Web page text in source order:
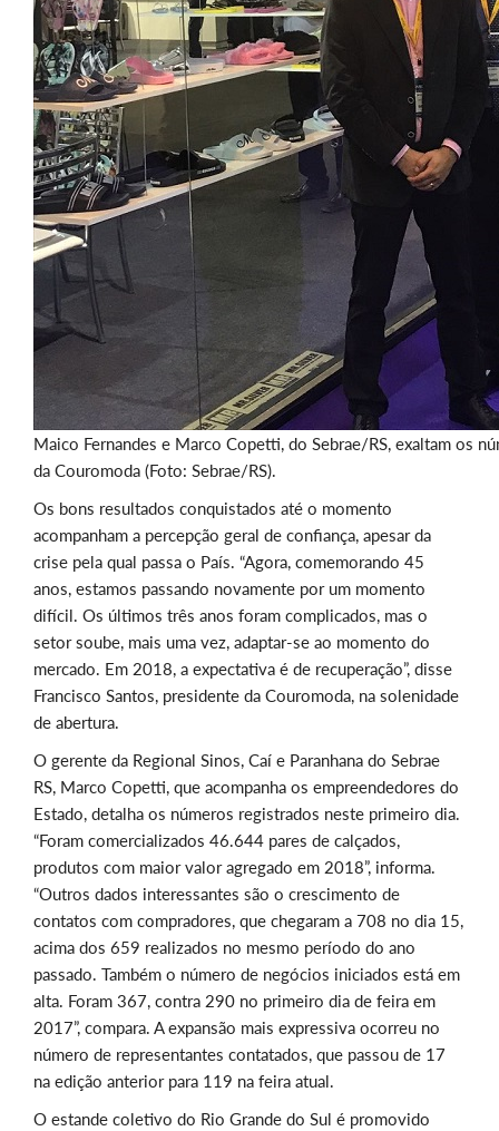
Maico Fernandes e Marco Copetti, do Sebrae/RS, exaltam os
da Couromoda (Foto: Sebrae/RS).
Os bons resultados conquistados até o momento
acompanham a percepção geral de confiança, apesar da
crise pela qual passa o País. “Agora, comemorando 45
anos, estamos passando novamente por um momento
difícil. Os últimos três anos foram complicados, mas o
setor soube, mais uma vez, adaptar-se ao momento do
mercado. Em 2018, a expectativa é de recuperação”, disse
Francisco Santos, presidente da Couromoda, na solenidade
de abertura.
O gerente da Regional Sinos, Caí e Paranhana do Sebrae
RS, Marco Copetti, que acompanha os empreendedores do
Estado, detalha os números registrados neste primeiro dia.
“Foram comercializados 46.644 pares de calçados,
produtos com maior valor agregado em 2018”, informa.
“Outros dados interessantes são o crescimento de
contatos com compradores, que chegaram a 708 no dia 15,
acima dos 659 realizados no mesmo período do ano
passado. Também o número de negócios iniciados está em
alta. Foram 367, contra 290 no primeiro dia de feira em
2017”, compara. A expansão mais expressiva ocorreu no
número de representantes contatados, que passou de 17
na edição anterior para 119 na feira atual.
O estande coletivo do Rio Grande do Sul é promovido